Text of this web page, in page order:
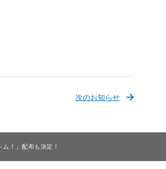
次のお知らせ
！」配布も決定！